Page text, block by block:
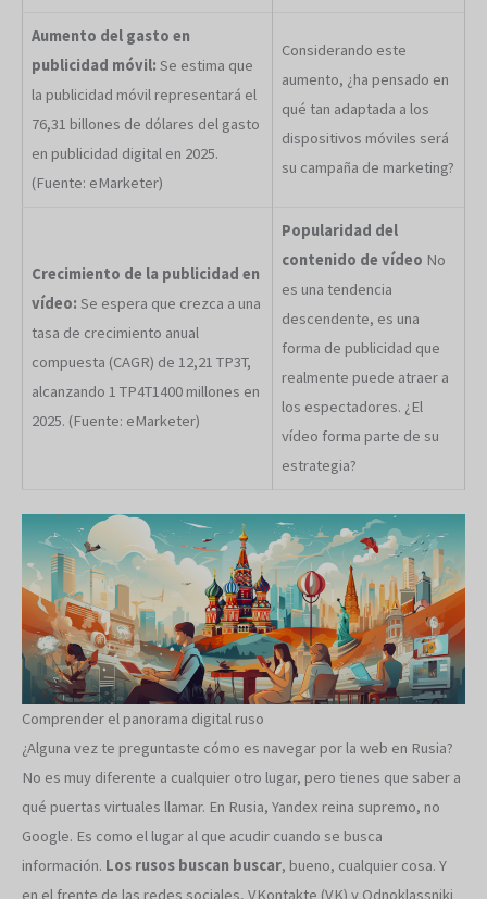
Aumento del gasto en
publicidad móvil: Se estima que
la publicidad móvil representará el
76,31 billones de dólares del gasto
en publicidad digital en 2025.
(Fuente: eMarketer)
Considerando este
aumento, ¿ha pensado en
qué tan adaptada a los
dispositivos móviles será
su campaña de marketing?
Crecimiento de la publicidad en
vídeo: Se espera que crezca a una
tasa de crecimiento anual
compuesta (CAGR) de 12,21 TP3T,
alcanzando 1 TP4T1400 millones en
2025. (Fuente: eMarketer)
Popularidad del
contenido de vídeo No
es una tendencia
descendente, es una
forma de publicidad que
realmente puede atraer a
los espectadores. ¿El
vídeo forma parte de su
estrategia?
Comprender el panorama digital ruso
¿Alguna vez te preguntaste cómo es navegar por la web en Rusia?
No es muy diferente a cualquier otro lugar, pero tienes que saber a
qué puertas virtuales llamar. En Rusia, Yandex reina supremo, no
Google. Es como el lugar al que acudir cuando se busca
información. Los rusos buscan buscar, bueno, cualquier cosa. Y
en el frente de las redes sociales, VKontakte (VK) y Odnoklassniki